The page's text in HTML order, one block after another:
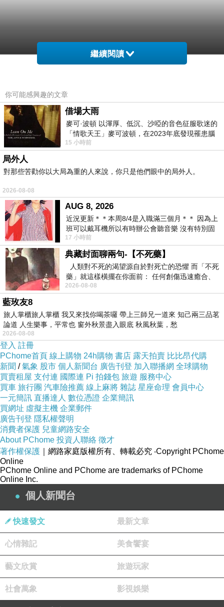
繼續閱讀
你可能感興趣的文章
借場大雨
麥可·波頓 以渾厚、低沉、沙啞的音色征服歌迷的
「情歌天王」麥可波頓，在2023年底發現罹患腦
瘤「祈禱早日康復，一切都好」。
15 小時前
局外人
對那些苦勸你以大局為重的人來說，你只是他們眼中的局外人。
2026-08-08
AUG 8, 2026
近況更新＊＊本周8/4是入職滿三個月＊＊ 因為上
班可以戴耳機所以有時辦公會聽音樂 沒有特別固
定哪天但就是一周某一天會固定聽'90
17 小時前
典藏封面聊兩句-【不死藥】
人類對不死的渴望源自於對死亡的恐懼 而「不死
藥」就這樣橫擺在你面前： 任何創傷迅速癒合、
停止衰老、痛覺消失…堪
2026-08-08
藍玫友8
旅人掌櫃旅人掌櫃 我又來找你喝茶囉 帶上三師兄一道來 知己兩三品茗
論道 人生樂事，平常也 窗外秋景盡入眼底 秋風秋葉，愁
2026-08-08
登入 註冊
PChome首頁 線上購物 24h購物 書店 露天拍賣 比比昂代購
新聞 /氣象 股市 個人新聞台 廣告刊登 加入聯播網 全球購物
買賣租屋 支付連 國際連 Pi 拍錢包 旅遊 服務中心
買車 旅行團 汽車險推薦 線上麻將 雜誌 星座命理 會員中心
一元簡訊 直播達人 數位憑證 企業簡訊
買網址 虛擬主機 企業郵件
廣告刊登 隱私權聲明
消費者保護 兒童網路安全
About PChome 投資人聯絡 徵才
著作權保護 ｜網路家庭版權所有、轉載必究 ‧Copyright PChome
Online
PChome Online and PChome are trademarks of PChome
Online Inc.
個人新聞台
快速發文 最新文章
心情雜記 美食饗宴
藝文欣賞 旅遊玩家
社會萬象 影視娛樂